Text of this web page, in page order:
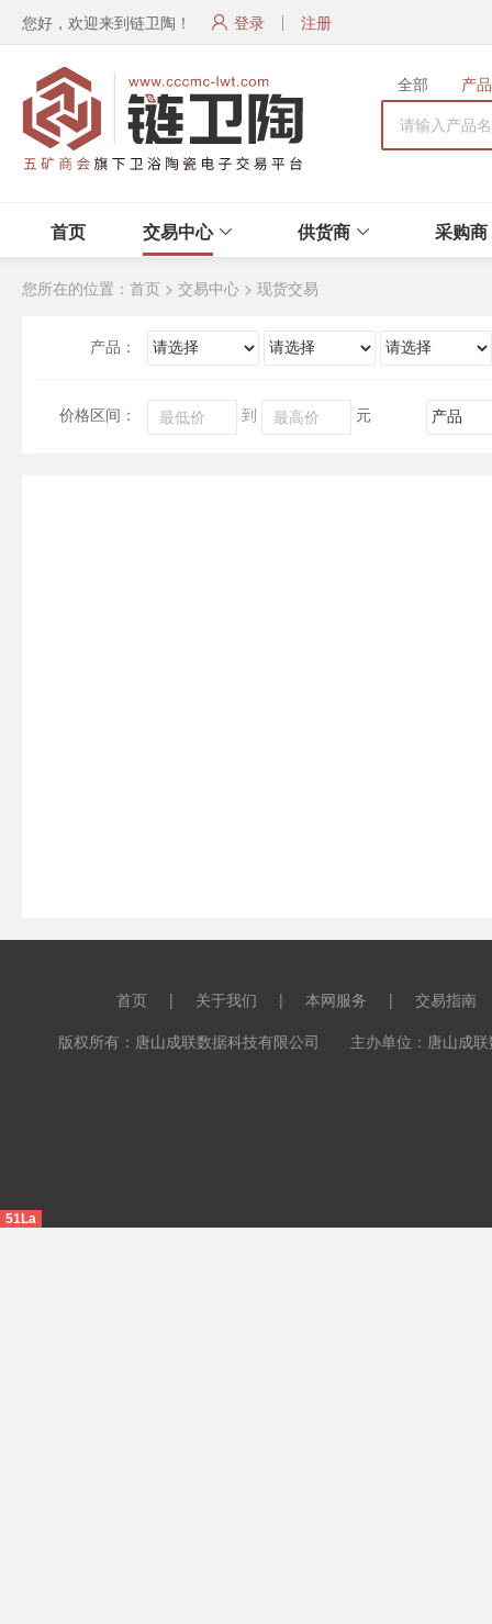
您好，欢迎来到链卫陶！ 登录 注册
全部 产品
首页 交易中心 供货商 采购商
您所在的位置： 首页 > 交易中心 > 现货交易
产品：
价格区间： 到 元
首页 | 关于我们 | 本网服务 |
交易指南
版权所有：唐山成联数据科技有限公司 主办单位：唐山成
51La